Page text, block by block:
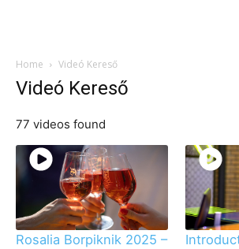
Home Videó Kereső
Videó Kereső
77 videos found
Rosalia Borpiknik 2025 –